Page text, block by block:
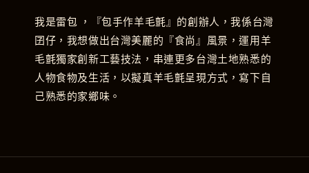
我是雷包 ，『包手作羊毛氈』的創辦人，我係台灣
囝仔，我想做出台灣美麗的『食尚』風景，運用羊
毛氈獨家創新工藝技法，串連更多台灣土地熟悉的
人物食物及生活，以擬真羊毛氈呈現方式，寫下自
己熟悉的家鄉味。